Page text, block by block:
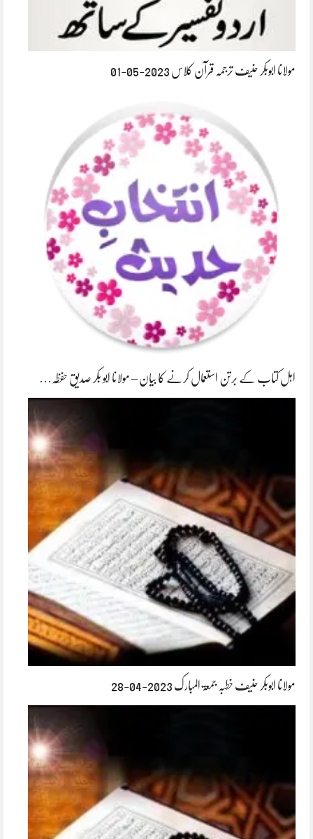
مولانا ابوبکر حنیف ترجمہ قرآن کلاس 2023-05-01
اہل کتاب کے برتن استعمال کرنے کا بیان – مولانا ابو بکر صدیق حفظہ…
مولانا ابوبکر حنیف خطبہ جمعۃ المبارک 2023-04-28